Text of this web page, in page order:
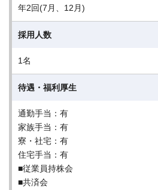
年2回(7月、12月)
採用人数
1名
待遇・福利厚生
通勤手当：有
家族手当：有
寮・社宅：有
住宅手当：有
■従業員持株会
■共済会